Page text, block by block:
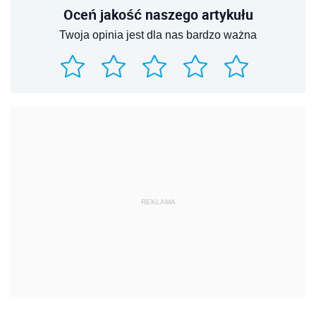
Oceń jakość naszego artykułu
Twoja opinia jest dla nas bardzo ważna
REKLAMA